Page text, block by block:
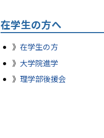
在学生の方へ
在学生の方
大学院進学
理学部後援会